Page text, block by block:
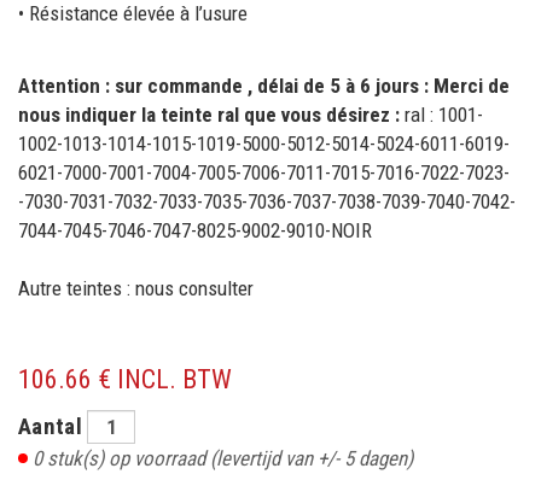
• Résistance élevée à l’usure
Attention : sur commande , délai de 5 à 6 jours : Merci de
nous indiquer la teinte ral que vous désirez : ral : 1001-
1002-1013-1014-1015-1019-5000-5012-5014-5024-6011-6019-
6021-7000-7001-7004-7005-7006-7011-7015-7016-7022-7023-
-7030-7031-7032-7033-7035-7036-7037-7038-7039-7040-7042-
7044-7045-7046-7047-8025-9002-9010-NOIR
Autre teintes : nous consulter
106.66 € INCL. BTW
Aantal
0stuk(s) op voorraad(levertijd van +/- 5 dagen)